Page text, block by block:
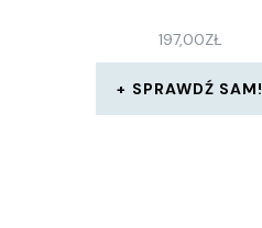
197,00ZŁ
SPRAWDŹ SAM!